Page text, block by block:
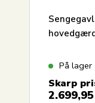
På lager
Skarp
2.699,95